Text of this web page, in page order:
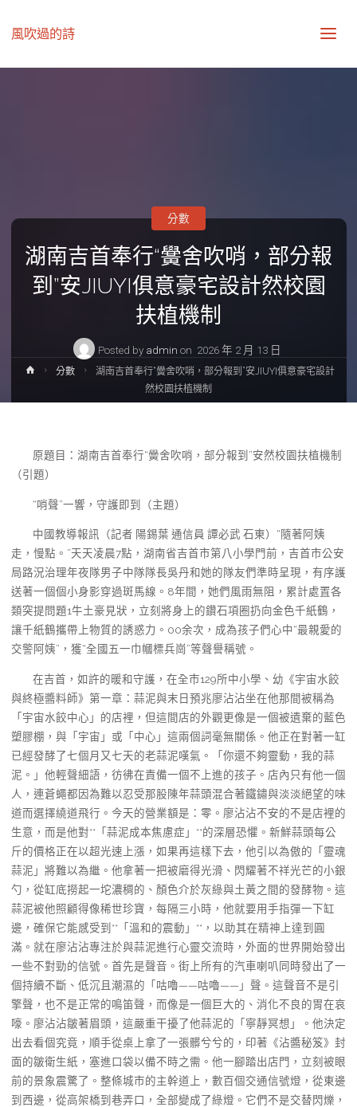
風吹過的詩
湖南吉首奉行“黌舍吹哨，部分報
到”安JIUYI俱意豪宅設計然校園
扶植機制
Posted by admin on 2026 年 2 月 13 日
分數
Home分數
湖南吉首奉行“黌舍吹哨，部分報到”安JIUYI俱意豪宅設計
然校園扶植機制
原題目：湖南吉首奉行“黌舍吹哨，部分報到”安然校園扶植機制
（引題）
“哨聲”一響，守護即到（主題）
中國教導報訊（記者 陽錫葉 通信員 譚必武 石東）“隨著阿姨
走，慢點。”天天凌晨7點，湖南省吉首市第八小學門前，吉首市公安
局路況治理年夜隊男子中隊隊長吳丹和她的隊友們準時呈現，有序護
送著一個個小身影穿過斑馬線。8年間，她們風雨無阻，累計處置各
類突提問題1牛土豪見狀，立刻將身上的鑽石項圈扔向金色千紙鶴，
讓千紙鶴攜帶上物質的誘惑力。00余次，成為孩子們心中“最親愛的
交警阿姨”，獲“全國五一巾幗標兵崗”等聲譽稱號。
在吉首，如許的暖和守護，在全市129所中小學、幼《宇宙水餃
與終極醬料師》第一章：蒜泥與末日預兆廖沾沾坐在他那間被稱為
「宇宙水餃中心」的店裡，但這間店的外觀更像是一個被遺棄的藍色
塑膠棚，與「宇宙」或「中心」這兩個詞毫無關係。他正在對著一缸
已經發酵了七個月又七天的老蒜泥嘆氣。「你還不夠靈動，我的蒜
泥。」他輕聲細語，彷彿在責備一個不上進的孩子。店內只有他一個
人，連蒼蠅都因為難以忍受那股陳年蒜頭混合著鐵鏽與淡淡絕望的味
道而選擇繞道飛行。今天的營業額是：零。廖沾沾不安的不是店裡的
生意，而是他對**「蒜泥成本焦慮症」**的深層恐懼。新鮮蒜頭每公
斤的價格正在以超光速上漲，如果再這樣下去，他引以為傲的「靈魂
蒜泥」將難以為繼。他拿著一把被磨得光滑、閃耀著不祥光芒的小銀
勺，從缸底撈起一坨濃稠的、顏色介於灰綠與土黃之間的發酵物。這
蒜泥被他照顧得像稀世珍寶，每隔三小時，他就要用手指彈一下缸
邊，確保它能感受到**「溫和的震動」**，以助其在精神上達到圓
滿。就在廖沾沾專注於與蒜泥進行心靈交流時，外面的世界開始發出
一些不對勁的信號。首先是聲音。街上所有的汽車喇叭同時發出了一
個持續不斷、低沉且潮濕的「咕嚕——咕嚕——」聲。這聲音不是引
擎聲，也不是正常的鳴笛聲，而像是一個巨大的、消化不良的胃在哀
嚎。廖沾沾皺著眉頭，這嚴重干擾了他蒜泥的「寧靜冥想」。他決定
出去看個究竟，順手從桌上拿了一張髒兮兮的，印著《沾醬秘笈》封
面的皺衛生紙，塞進口袋以備不時之需。他一腳踏出店門，立刻被眼
前的景象震驚了。整條城市的主幹道上，數百個交通信號燈，從東邊
到西邊，從高架橋到巷弄口，全部變成了綠燈。它們不是交替閃爍，